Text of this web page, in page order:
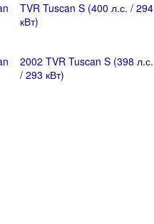
TVR Tuscan S (400 л.с. / 294
кВт)
2002 TVR Tuscan S (398 л.с.
/ 293 кВт)